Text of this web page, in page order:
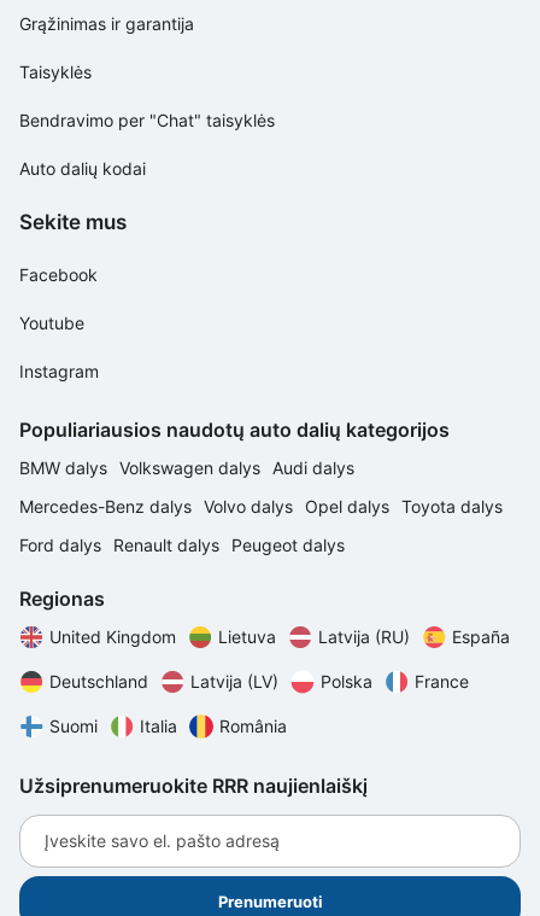
Grąžinimas ir garantija
Taisyklės
Bendravimo per "Chat" taisyklės
Auto dalių kodai
Sekite mus
Facebook
Youtube
Instagram
Populiariausios naudotų auto dalių kategorijos
BMW dalys Volkswagen dalys Audi dalys
Mercedes-Benz dalys Volvo dalys Opel dalys Toyota dalys
Ford dalys
Renault dalys Peugeot dalys
Regionas
United Kingdom Lietuva Latvija (RU) España
Deutschland Latvija (LV) Polska France
Suomi Italia România
Užsiprenumeruokite RRR naujienlaiškį
Įveskite savo el. pašto adresą
Prenumeruoti